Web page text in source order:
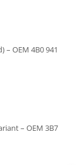
– OEM 4B0 941
– OEM 3B7